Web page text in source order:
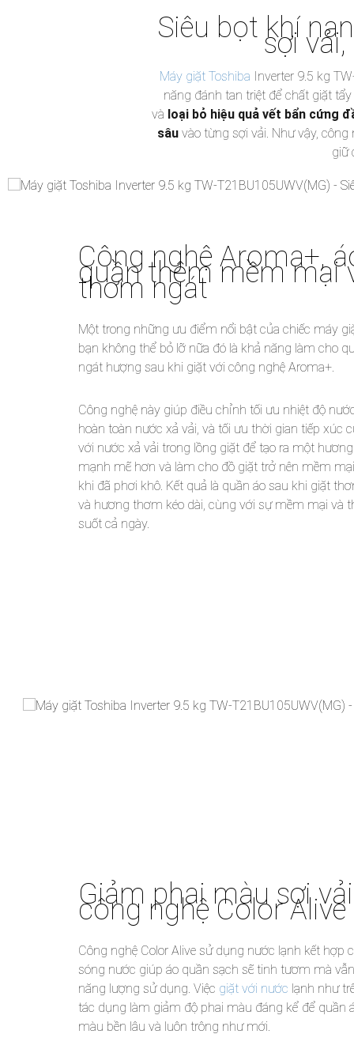
Siêu bọt khí
sợi
Máy giặt Toshiba Inverter 9.5 kg
năng đánh tan triệt để chất giặt
và loại bỏ hiệu quả vết bẩn cứng
sâu vào từng sợi vải. Như vậy,
giữ
Công nghệ Aroma+,
quần thêm mềm mại
thơm ngát
Một trong những ưu điểm nổi bật của chiếc máy
bạn không thể bỏ lỡ nữa đó là khả năng làm cho
ngát hượng sau khi giặt với công nghệ Aroma+.
Công nghệ này giúp điều chỉnh tối ưu nhiệt độ
hoàn toàn nước xả vải, và tối ưu thời gian tiếp xúc
với nước xả vải trong lồng giặt để tạo ra một
mạnh mẽ hơn và làm cho đồ giặt trở nên mềm
khi đã phơi khô. Kết quả là quần áo sau khi giặt
và hương thơm kéo dài, cùng với sự mềm mại và
suốt cả ngày.
Giảm phai màu sợi
công nghệ Color Alive
Công nghệ Color Alive sử dụng nước lạnh kết hợp
sóng nước giúp áo quần sạch sẽ tinh tươm mà
năng lượng sử dụng. Việc giặt với nước lạnh như
tác dụng làm giảm độ phai màu đáng kể để quần
màu bền lâu và luôn trông như mới.